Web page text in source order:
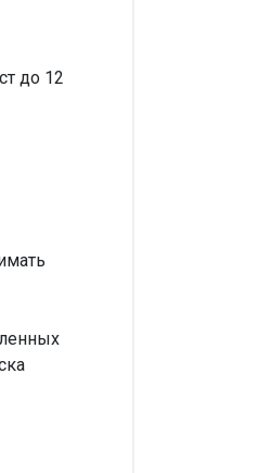
до 12